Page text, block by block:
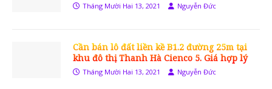
Tháng Mười Hai 13, 2021 Nguyễn Đức
Cần bán lô đất liền kề B1.2 đường 25m tại
khu đô thị Thanh Hà Cienco 5. Giá hợp lý
Tháng Mười Hai 13, 2021 Nguyễn Đức